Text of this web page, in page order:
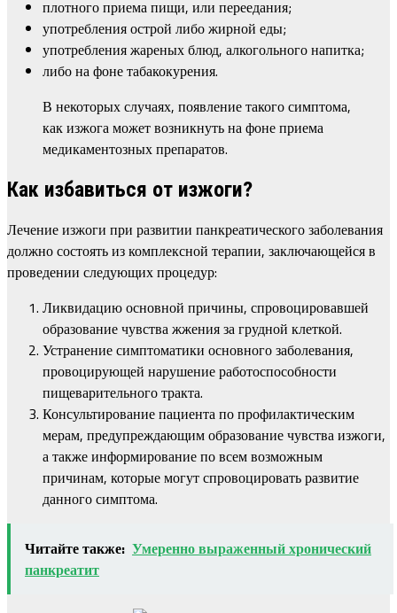
плотного приема пищи, или переедания;
употребления острой либо жирной еды;
употребления жареных блюд, алкогольного напитка;
либо на фоне табакокурения.
В некоторых случаях, появление такого симптома,
как изжога может возникнуть на фоне приема
медикаментозных препаратов.
Как избавиться от изжоги?
Лечение изжоги при развитии панкреатического заболевания
должно состоять из комплексной терапии, заключающейся в
проведении следующих процедур:
Ликвидацию основной причины, спровоцировавшей
образование чувства жжения за грудной клеткой.
Устранение симптоматики основного заболевания,
провоцирующей нарушение работоспособности
пищеварительного тракта.
Консультирование пациента по профилактическим
мерам, предупреждающим образование чувства изжоги,
а также информирование по всем возможным
причинам, которые могут спровоцировать развитие
данного симптома.
Читайте также: Умеренно выраженный хронический
панкреатит